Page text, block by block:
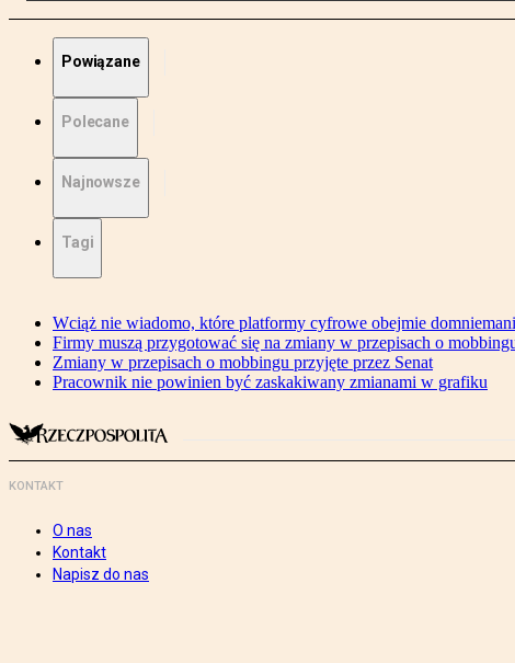
Powiązane
Polecane
Najnowsze
Tagi
Wciąż nie wiadomo, które platformy cyfrowe obejmie
Firmy muszą przygotować się na zmiany w przepisach o
Zmiany w przepisach o mobbingu przyjęte przez Senat
Pracownik nie powinien być zaskakiwany zmianami w grafiku
KONTAKT
O nas
Kontakt
Napisz do nas